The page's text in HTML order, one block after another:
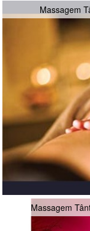
Massagem
Massagem